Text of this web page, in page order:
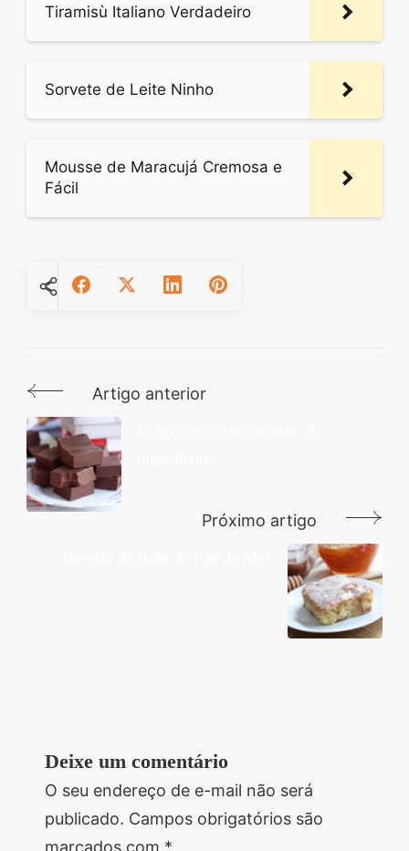
Tiramisù Italiano Verdadeiro
Sorvete de Leite Ninho
Mousse de Maracujá Cremosa e
Fácil
Navegação
de
post
Artigo anterior
Próximo artigo
Deixe um comentário
O seu endereço de e-mail não será
publicado. Campos obrigatórios são
marcados com *